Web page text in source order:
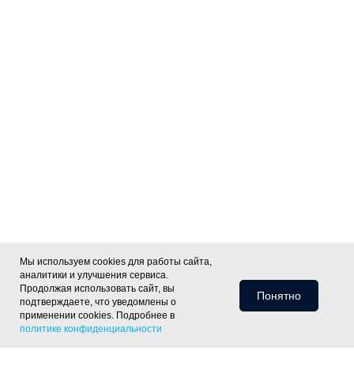
Мы используем cookies для работы сайта,
аналитики и улучшения сервиса.
Продолжая использовать сайт, вы
подтверждаете, что уведомлены о
применении cookies. Подробнее в
политике конфиденциальности
Понятно